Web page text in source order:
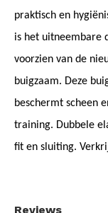
praktisch en
is het uitneembare
voorzien van de
buigzaam. Deze
beschermt scheen
training. Dubbele
fit en sluiting.
Reviews